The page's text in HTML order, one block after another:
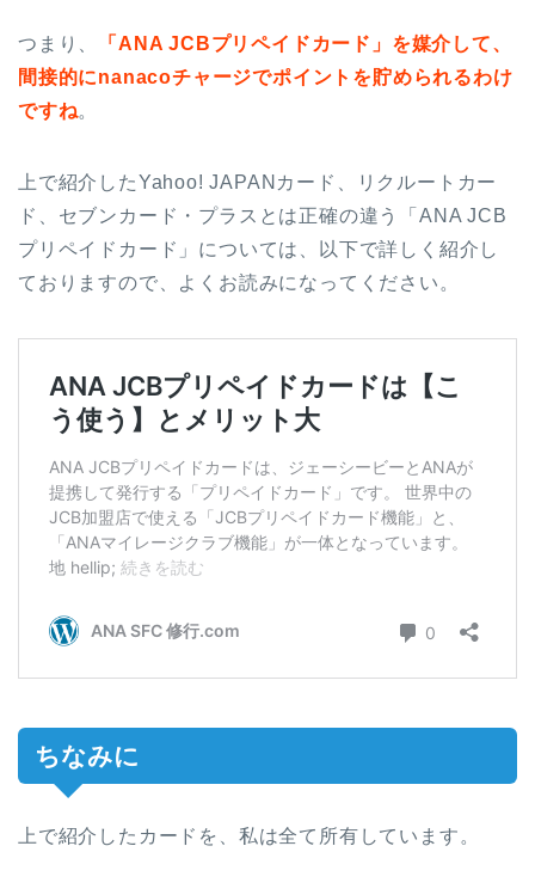
つまり、
「ANA JCBプリペイドカード」を媒介して、
間接的にnanacoチャージでポイントを貯められるわけ
ですね。
上で紹介したYahoo! JAPANカード、リクルートカー
ド、セブンカード・プラスとは正確の違う「ANA JCB
プリペイドカード」については、以下で詳しく紹介し
ておりますので、よくお読みになってください。
ちなみに
上で紹介したカードを、私は全て所有しています。